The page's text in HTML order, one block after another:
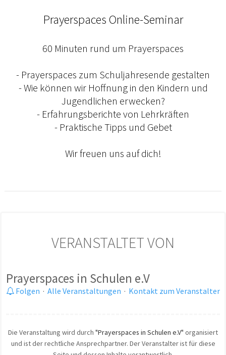
Prayerspaces Online-Seminar
60 Minuten rund um Prayerspaces
- Prayerspaces zum Schuljahresende gestalten
- Wie können wir Hoffnung in den Kindern und
Jugendlichen erwecken?
- Erfahrungsberichte von Lehrkräften
- Praktische Tipps und Gebet
Wir freuen uns auf dich!
VERANSTALTET VON
Prayerspaces in Schulen e.V
Folgen · Alle Veranstaltungen · Kontakt zum Veranstalter
Die Veranstaltung wird durch "Prayerspaces in Schulen e.V" organisiert
und ist der rechtliche Ansprechpartner. Der Veranstalter ist für diese